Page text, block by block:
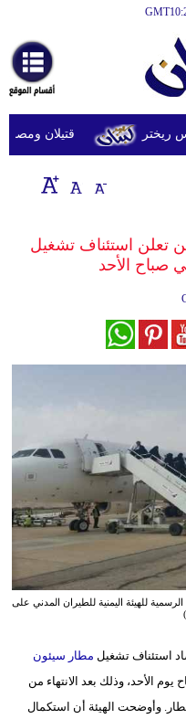
أخبارعاجلة
رياضة
ثقافة
إقتصاد
وموسيقى
ديكور
أخبار
إعلام
تعليم
أزياء
إسلامية
قتيلان ومصابون جراء 14 غارة إسرائيلية على
تعلن استئناف تشغيل
صباح الأحد
للهيئة اليمنية للطيران المدني على
استئناف تشغيل مطار سيئون
يوم الأحد، وذلك بعد الانتهاء من
وأوضحت الهيئة أن استكمال